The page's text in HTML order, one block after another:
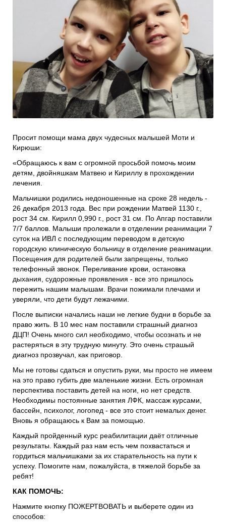
Боксы для пожертвований
Нужна помощь?
Программы фонда
Справочник
Медиа
События и люди
Мы в СМИ
Наши друзья
Банеры
Просит помощи мама двух чудесных малышей Моти и
Кирюши:
«Обращаюсь к вам с огромной просьбой помочь моим
детям, двойняшкам Матвею и Кириллу в прохождении
лечения.
Мальчишки родились недоношенные на сроке 28 недель -
26 декабря 2013 года. Вес при рождении Матвей 1130 г.,
рост 34 см. Кирилл 0,990 г., рост 31 см. По Апгар поставили
7/7 баллов. Малыши пролежали в отделении реанимации 7
суток на ИВЛ с последующим переводом в детскую
городскую клиническую больницу в отделение реанимации.
Посещения для родителей были запрещены, только
телефонный звонок. Переливание крови, остановка
дыхания, судорожные проявления - все это пришлось
пережить нашим малышам. Врачи пожимали плечами и
уверяли, что дети будут лежачими.
После выписки начались наши не легкие будни в борьбе за
право жить. В 10 мес нам поставили страшный диагноз
ДЦП! Очень много сил необходимо, чтобы осознать и не
растеряться в эту трудную минуту. Это очень страшый
диагноз прозвучал, как приговор.
Мы не готовы сдаться и опустить руки, мы просто не имеем
на это право губить две маленькие жизни. Есть огромная
перспектива поставить детей на ноги, но нет средств.
Необходимы постоянные занятия ЛФК, массаж курсами,
бассейн, психолог, логопед - все это стоит немалых денег.
Вновь я обращаюсь к Вам за помощью.
Каждый пройденный курс реабилитации даёт отличные
результаты. Каждый раз нам есть чем похвастаться и
гордиться мальчишками за их старательность на пути к
успеху. Помогите нам, пожалуйста, в тяжелой борьбе за
ребят!
КАК ПОМОЧЬ:
Нажмите кнопку ПОЖЕРТВОВАТЬ и выберете один из
способов: